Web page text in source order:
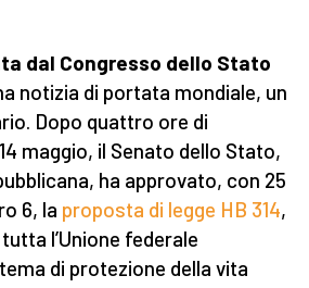
dal Congresso dello Stato
notizia di portata mondiale, un
Dopo quattro ore di
maggio, il Senato dello Stato,
ha approvato, con 25
6, la proposta di legge HB 314,
l’Unione federale
di protezione della vita